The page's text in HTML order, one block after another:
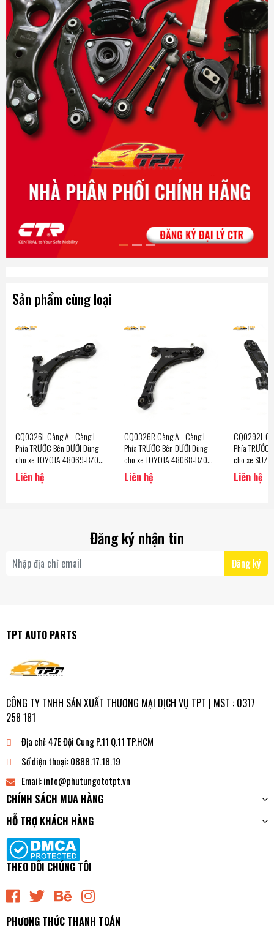
Sản phẩm cùng loại
CQ0326L Càng A - Càng I
Phía TRƯỚC Bên DƯỚI Dùng
cho xe TOYOTA 48069-BZ010
Bên Tài CQT33L Hàng CTR -
Korea
Liên hệ
CQ0326R Càng A - Càng I
Phía TRƯỚC Bên DƯỚI Dùng
cho xe TOYOTA 48068-BZ010
Bên Phụ CQT33R Hàng CTR -
Korea
Liên hệ
CQ0292L
Phía TRƯỚC
cho xe
Bên Tài
Korea
Liên hệ
Đăng ký nhận tin
Đăng ký
TPT AUTO PARTS
CÔNG TY TNHH SẢN XUẤT THƯƠNG MẠI DỊCH VỤ TPT | MST : 0317
258 181
Địa chỉ:47E Đội Cung P.11 Q.11 TP.HCM
Số điện thoại:0888.17.18.19
Email:info@phutungototpt.vn
CHÍNH SÁCH MUA HÀNG
HỖ TRỢ KHÁCH HÀNG
THEO DÕI CHÚNG TÔI
PHƯƠNG THỨC THANH TOÁN